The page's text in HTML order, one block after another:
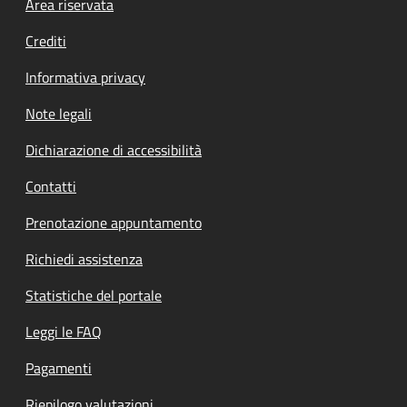
Crediti
Informativa privacy
Note legali
Dichiarazione di accessibilità
Contatti
Prenotazione appuntamento
Richiedi assistenza
Statistiche del portale
Leggi le FAQ
Pagamenti